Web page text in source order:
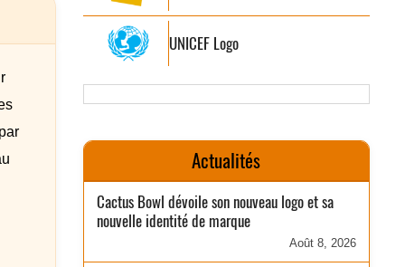
UNICEF Logo
Actualités
Cactus Bowl dévoile son nouveau logo et sa
nouvelle identité de marque
Août 8, 2026